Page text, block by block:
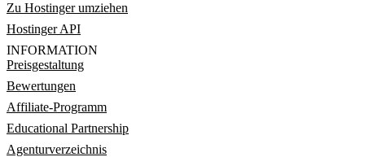
Zu Hostinger umziehen
Hostinger API
INFORMATION
Preisgestaltung
Bewertungen
Affiliate-Programm
Educational Partnership
Agenturverzeichnis